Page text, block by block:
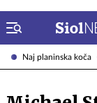
Naj planinska koča